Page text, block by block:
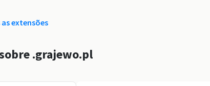
extensões
.grajewo.pl